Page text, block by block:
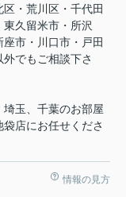
・荒川区・千代田
久留米市・所沢
市・川口市・戸田
でもご相談下さ
玉、千葉のお部屋
店にお任せくださ
情報の見方